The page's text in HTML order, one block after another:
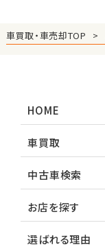
車買取・車売却TOP
HOME
車買取
中古車検索
お店を探す
選ばれる理由